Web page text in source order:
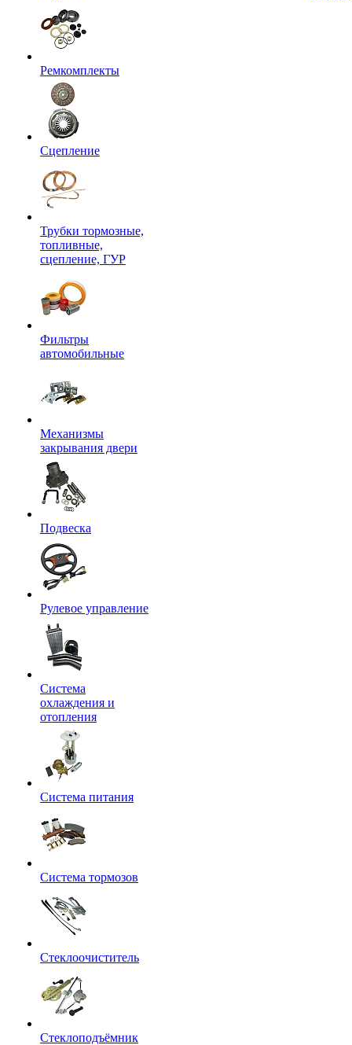
Ремкомплекты
Сцепление
Трубки тормозные,
топливные,
сцепление, ГУР
Фильтры
автомобильные
Механизмы
закрывания двери
Подвеска
Рулевое управление
Система
охлаждения и
отопления
Система питания
Система тормозов
Стеклоочиститель
Стеклоподъёмник